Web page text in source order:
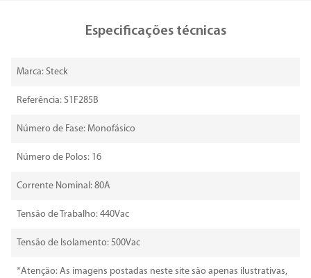
Especificações técnicas
Marca: Steck
Referência: S1F285B
Número de Fase: Monofásico
Número de Polos: 16
Corrente Nominal: 80A
Tensão de Trabalho: 440Vac
Tensão de Isolamento: 500Vac
*Atenção: As imagens postadas neste site são apenas ilustrativas,